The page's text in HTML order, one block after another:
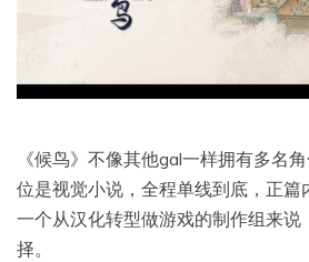
《候鸟》不像其他gal一样拥有多名
位是视觉小说，全程单线到底，正篇
一个从汉化转型做游戏的制作组来说
择。